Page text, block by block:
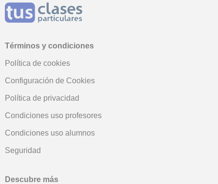
Términos y condiciones
Política de cookies
Configuración de Cookies
Política de privacidad
Condiciones uso profesores
Condiciones uso alumnos
Seguridad
Descubre más